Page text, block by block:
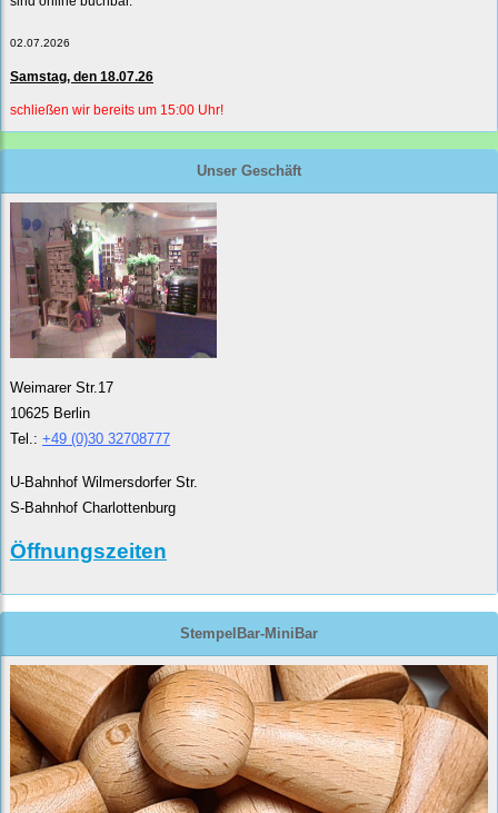
02.07.2026
Samstag, den 18.07.26
schließen wir bereits um 15:00 Uhr!
Unser Geschäft
Weimarer Str.17
10625 Berlin
Tel.: +49 (0)30 32708777
U-Bahnhof Wilmersdorfer Str.
S-Bahnhof Charlottenburg
Öffnungszeiten
StempelBar-MiniBar